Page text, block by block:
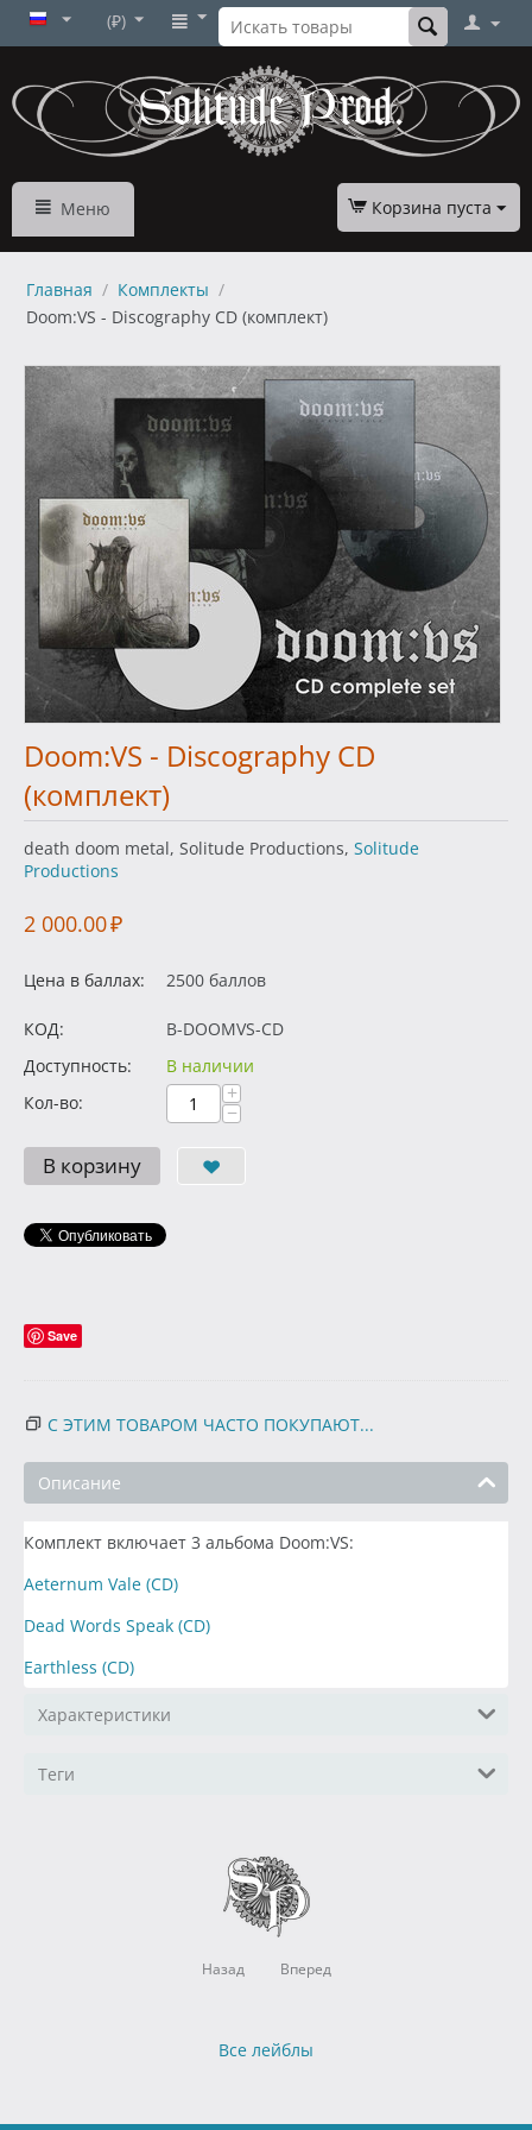
(₽)
Меню Корзина пуста
Главная / Комплекты /
Doom:VS - Discography CD (комплект)
Doom:VS - Discography CD
(комплект)
death doom metal, Solitude Productions, Solitude
Productions
2 000.00₽
Цена в баллах: 2500 баллов
КОД:
B-DOOMVS-CD
Доступность:
В наличии
Кол-во:
+
−
В корзину
Save
С ЭТИМ ТОВАРОМ ЧАСТО ПОКУПАЮТ...
Описание
Комплект включает 3 альбома Doom:VS:
Aeternum Vale (CD)
Dead Words Speak (CD)
Earthless (CD)
Характеристики
Теги
Назад Вперед
Все лейблы